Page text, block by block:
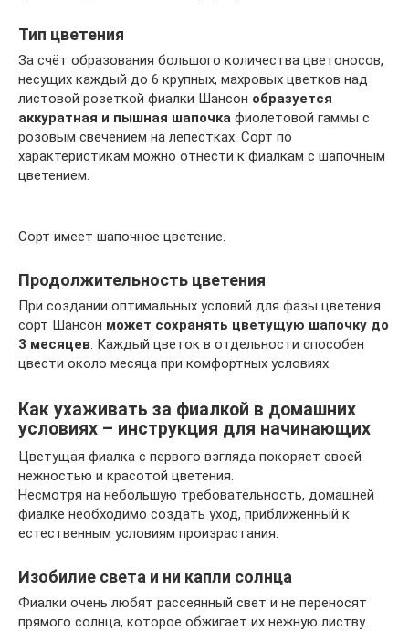
Тип цветения
За счёт образования большого количества цветоносов,
несущих каждый до 6 крупных, махровых цветков над
листовой розеткой фиалки Шансон образуется
аккуратная и пышная шапочка фиолетовой гаммы с
розовым свечением на лепестках. Сорт по
характеристикам можно отнести к фиалкам с шапочным
цветением.
Сорт имеет шапочное цветение.
Продолжительность цветения
При создании оптимальных условий для фазы цветения
сорт Шансон может сохранять цветущую шапочку до
3 месяцев . Каждый цветок в отдельности способен
цвести около месяца при комфортных условиях.
Как ухаживать за фиалкой в домашних
условиях – инструкция для начинающих
Цветущая фиалка с первого взгляда покоряет своей
нежностью и красотой цветения.
Несмотря на небольшую требовательность, домашней
фиалке необходимо создать уход, приближенный к
естественным условиям произрастания.
Изобилие света и ни капли солнца
Фиалки очень любят рассеянный свет и не переносят
прямого солнца, которое обжигает их нежную листву.